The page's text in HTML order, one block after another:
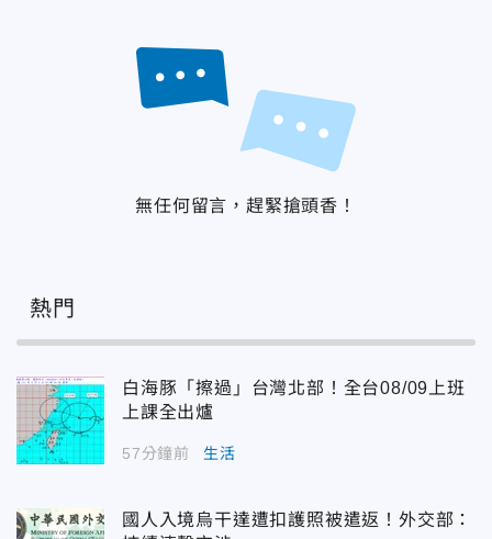
無任何留言，趕緊搶頭香！
熱門
白海豚「擦過」台灣北部！全台08/09上班
上課全出爐
57分鐘前 生活
國人入境烏干達遭扣護照被遣返！外交部：